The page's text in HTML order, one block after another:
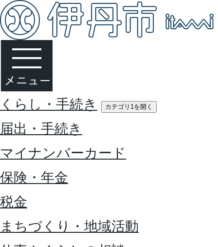
くらし・手続き カテゴリ1を開く
届出・手続き
マイナンバーカード
保険・年金
税金
まちづくり・地域活動